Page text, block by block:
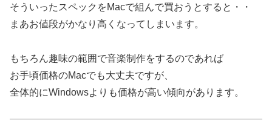
そういったスペックをMacで組んで買おうとすると・・
まあお値段がかなり高くなってしまいます。
もちろん趣味の範囲で音楽制作をするのであれば
お手頃価格のMacでも大丈夫ですが、
全体的にWindowsよりも価格が高い傾向があります。